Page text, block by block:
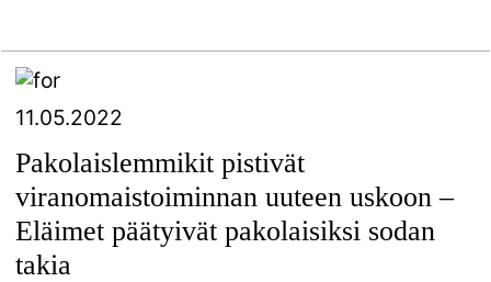
11.05.2022
Pakolaislemmikit pistivät
viranomaistoiminnan uuteen uskoon –
Eläimet päätyivät pakolaisiksi sodan
takia